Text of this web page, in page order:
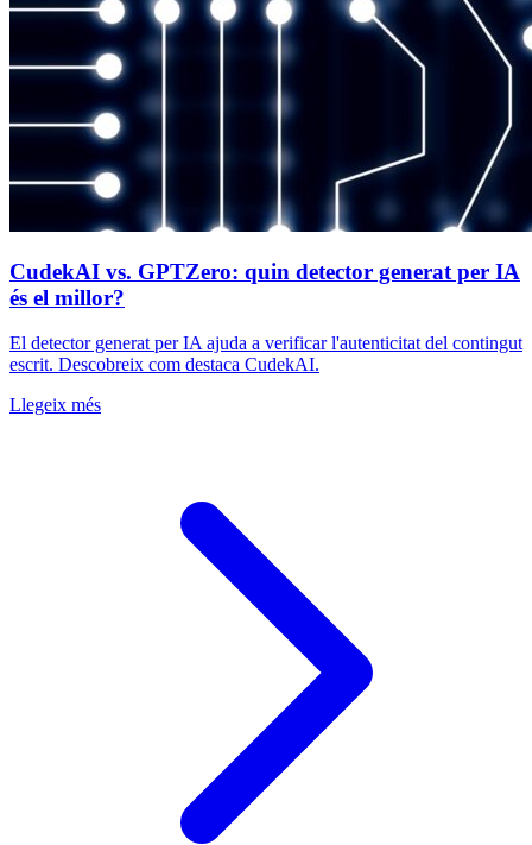
CudekAI vs. GPTZero: quin detector generat per IA
és el millor?
El detector generat per IA ajuda a verificar l'autenticitat del contingut
escrit. Descobreix com destaca CudekAI.
Llegeix més